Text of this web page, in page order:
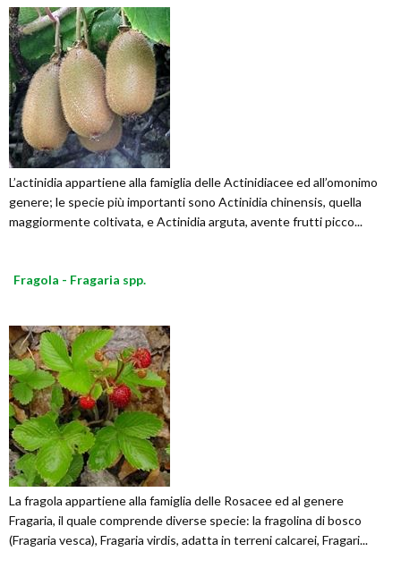
L’actinidia appartiene alla famiglia delle Actinidiacee ed all’omonimo
genere; le specie più importanti sono Actinidia chinensis, quella
maggiormente coltivata, e Actinidia arguta, avente frutti picco...
Fragola - Fragaria spp.
La fragola appartiene alla famiglia delle Rosacee ed al genere
Fragaria, il quale comprende diverse specie: la fragolina di bosco
(Fragaria vesca), Fragaria virdis, adatta in terreni calcarei, Fragari...